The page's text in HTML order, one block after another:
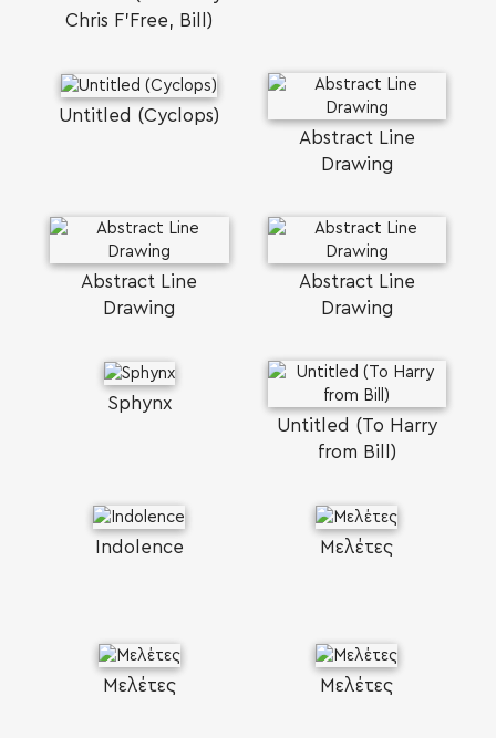
Chris F'Free, Bill)
Untitled (Cyclops)
Abstract Line
Drawing
Abstract Line
Drawing
Abstract Line
Drawing
Sphynx
Untitled (To Harry
from Bill)
Indolence Μελέτες
Μελέτες Μελέτες